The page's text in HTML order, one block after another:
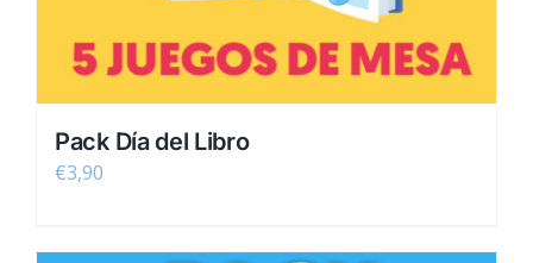
Pack Día del Libro
€3,90